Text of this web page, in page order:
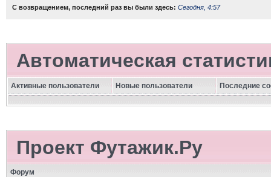
С возвращением, последний раз вы были здесь: Сегодня, 4:57
Автоматическая
Активные пользователи Новые пользователи Последние
Проект Футажик.Ру
Форум